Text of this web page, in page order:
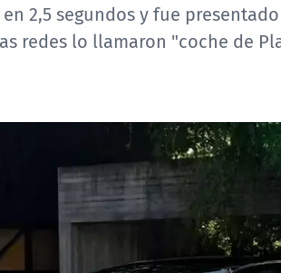
2,5 segundos y fue
redes lo llamaron "coche de